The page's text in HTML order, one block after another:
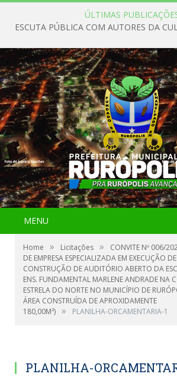
ÚLTIMAS
MENU
Home » Licitações »
CONVITE Nº 006/
DE EMPRESA ESPECIALIZADA EM EXECUÇÃO
CONSTRUÇÃO DE AUDITÓRIO ABERTO DA
ENS. FUNDAMENTAL MARLENE ANDRADE NA
ESTRELA DO NORTE NO MUNICÍPIO DE
ÁREA CONSTRUÍDA DE APROXIDAMENTE
180,00M²) » PLANILHA-ORCAMENTARIA-1
PLANILHA-